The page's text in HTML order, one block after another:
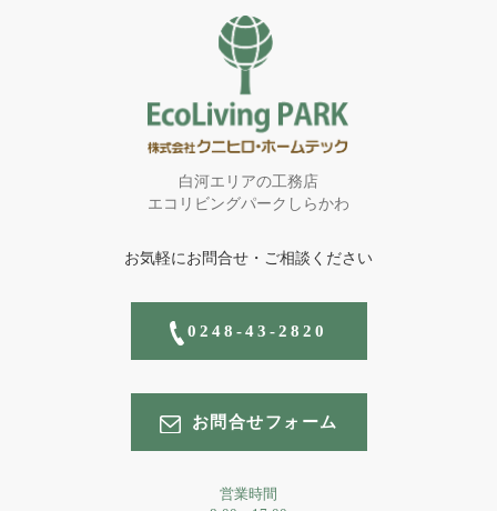
白河エリアの工務店
エコリビングパークしらかわ
お気軽にお問合せ・ご相談ください
0248-43-2820
お問合せフォーム
営業時間